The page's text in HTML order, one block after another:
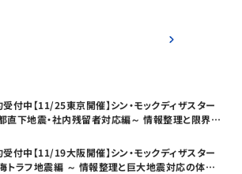
付中【11/25東京開催】シン・モックディザスター
直下地震・社内残留者対応編～ 情報整理と限界状
付中【11/19大阪開催】シン・モックディザスター
トラフ地震編 ～ 情報整理と巨大地震対応の体験